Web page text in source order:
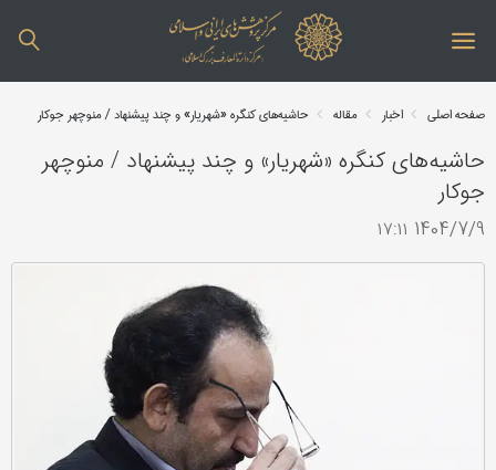
صفحه اصلی اخبار مقاله حاشیه‌های کنگره «شهریار» و چند پیشنهاد / منوچهر جوکار
حاشیه‌های کنگره «شهریار» و چند پیشنهاد / منوچهر
جوکار
1404/7/9 ۱۷:۱۱